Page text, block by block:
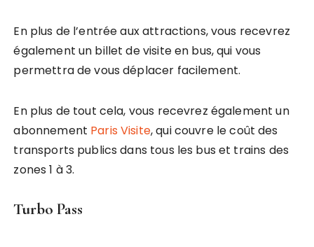
En plus de l’entrée aux attractions, vous recevrez
également un billet de visite en bus, qui vous
permettra de vous déplacer facilement.
En plus de tout cela, vous recevrez également un
abonnement Paris Visite, qui couvre le coût des
transports publics dans tous les bus et trains des
zones 1 à 3.
Turbo Pass